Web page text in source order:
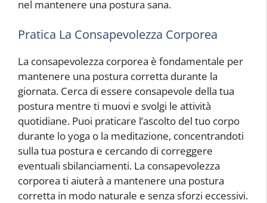
nel mantenere una postura sana.
Pratica La Consapevolezza Corporea
La consapevolezza corporea è fondamentale per
mantenere una postura corretta durante la
giornata. Cerca di essere consapevole della tua
postura mentre ti muovi e svolgi le attività
quotidiane. Puoi praticare l’ascolto del tuo corpo
durante lo yoga o la meditazione, concentrandoti
sulla tua postura e cercando di correggere
eventuali sbilanciamenti. La consapevolezza
corporea ti aiuterà a mantenere una postura
corretta in modo naturale e senza sforzi eccessivi.